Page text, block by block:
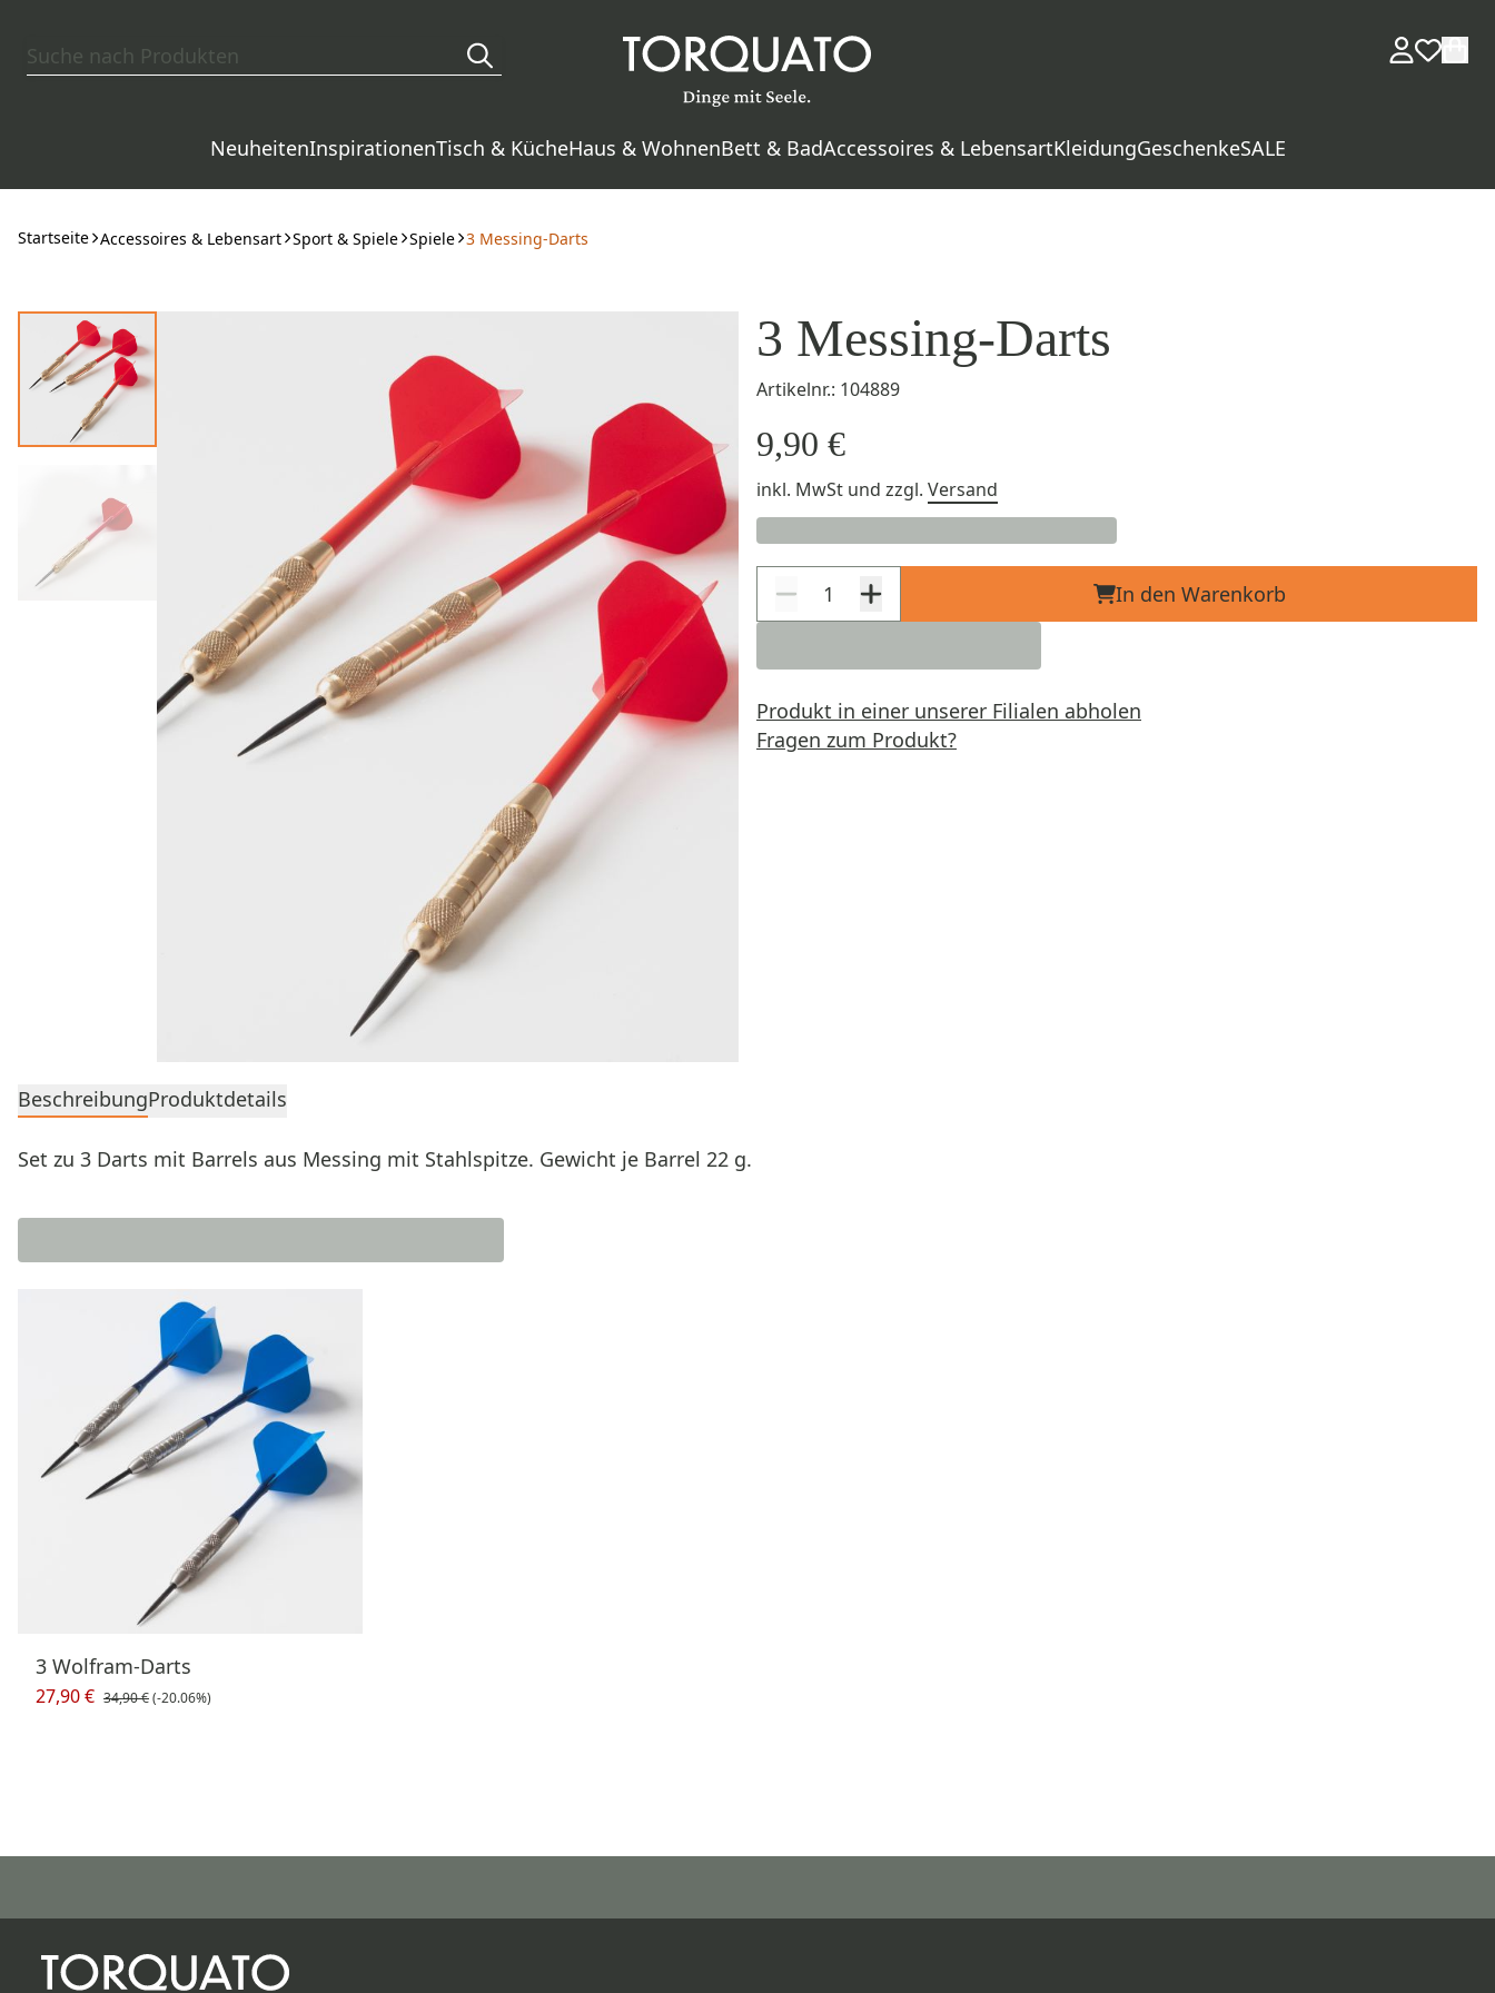
NeuheitenInspirationenTisch & KücheHaus & WohnenBett & BadAccessoires & LebensartKleidungGeschenkeSALE
Startseite Accessoires & Lebensart Sport & Spiele Spiele 3 Messing-Darts
3 Messing-Darts
Artikelnr.: 104889
9,90 €
inkl. MwSt und zzgl. Versand
In den Warenkorb
Produkt in einer unserer Filialen abholen
Fragen zum Produkt?
BeschreibungProduktdetails
Set zu 3 Darts mit Barrels aus Messing mit Stahlspitze. Gewicht je Barrel 22 g.
3 Wolfram-Darts
27,90 € 34,90 €(-20.06%)